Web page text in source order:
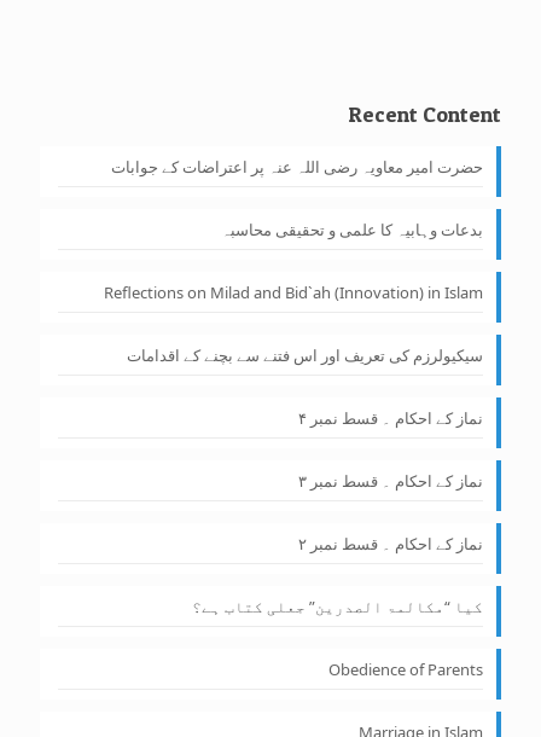
Recent Content
حضرت امیر معاویہ رضی اللہ عنہ پر اعتراضات کے جوابات
بدعات وہابیہ کا علمی و تحقیقی محاسبہ
Reflections on Milad and Bid`ah (Innovation) in Islam
سیکیولرزم کی تعریف اور اس فتنے سے بچنے کے اقدامات
نماز کے احکام ۔ قسط نمبر ۴
نماز کے احکام ۔ قسط نمبر ۳
نماز کے احکام ۔ قسط نمبر ۲
کیا “مکالمۃ الصدرین” جعلی کتاب ہے؟
Obedience of Parents